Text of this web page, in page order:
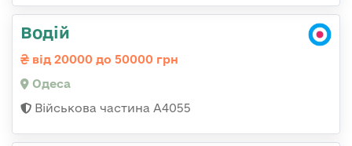
Водій
від 20000 до 50000 грн
Одеса
Військова частина А4055